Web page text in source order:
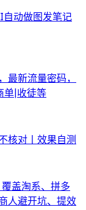
动做图发笔记
最新流量密码，
单|收徒等
核对丨效果自测
盖淘系、拼多
人避开坑、提效